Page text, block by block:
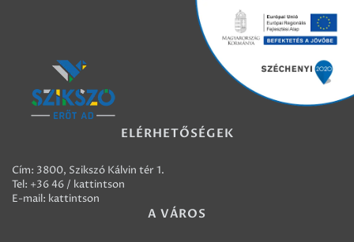
ELÉRHETŐSÉGEK
Cím: 3800, Szikszó Kálvin tér 1.
Tel: +36 46 / kattintson
E-mail: kattintson
A VÁROS